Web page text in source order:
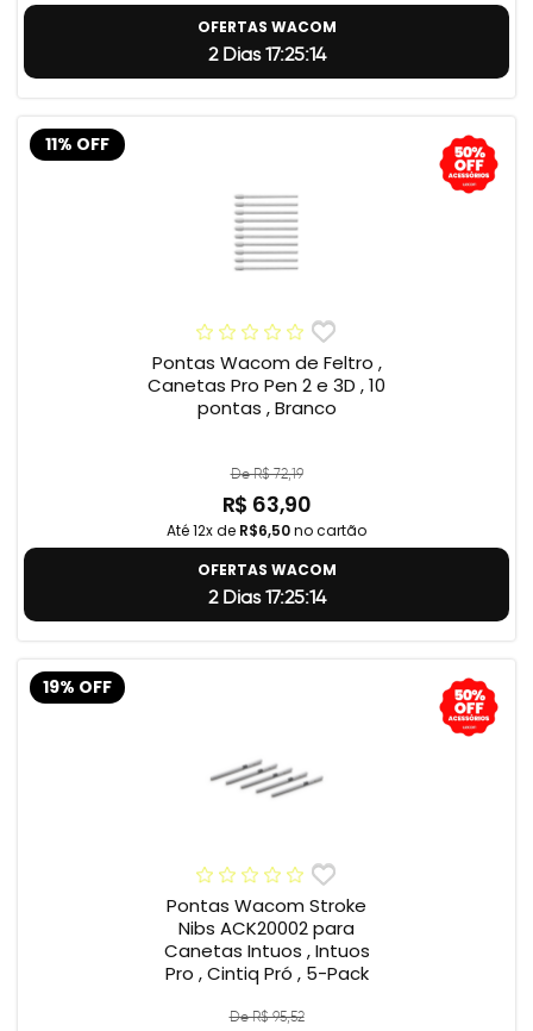
OFERTAS WACOM
2 Dias 17:25:13
11% OFF
Pontas Wacom de Feltro ,
Canetas Pro Pen 2 e 3D , 10
pontas , Branco
De R$ 72,19
R$ 63,90
Até 12x de R$6,50no cartão
OFERTAS WACOM
2 Dias 17:25:13
19% OFF
Pontas Wacom Stroke
Nibs ACK20002 para
Canetas Intuos , Intuos
Pro , Cintiq Pró , 5-Pack
De R$ 95,52